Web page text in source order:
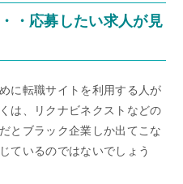
・応募したい求人が見
に転職サイトを利用する人が
は、リクナビネクストなどの
とブラック企業しか出てこな
ているのではないでしょう